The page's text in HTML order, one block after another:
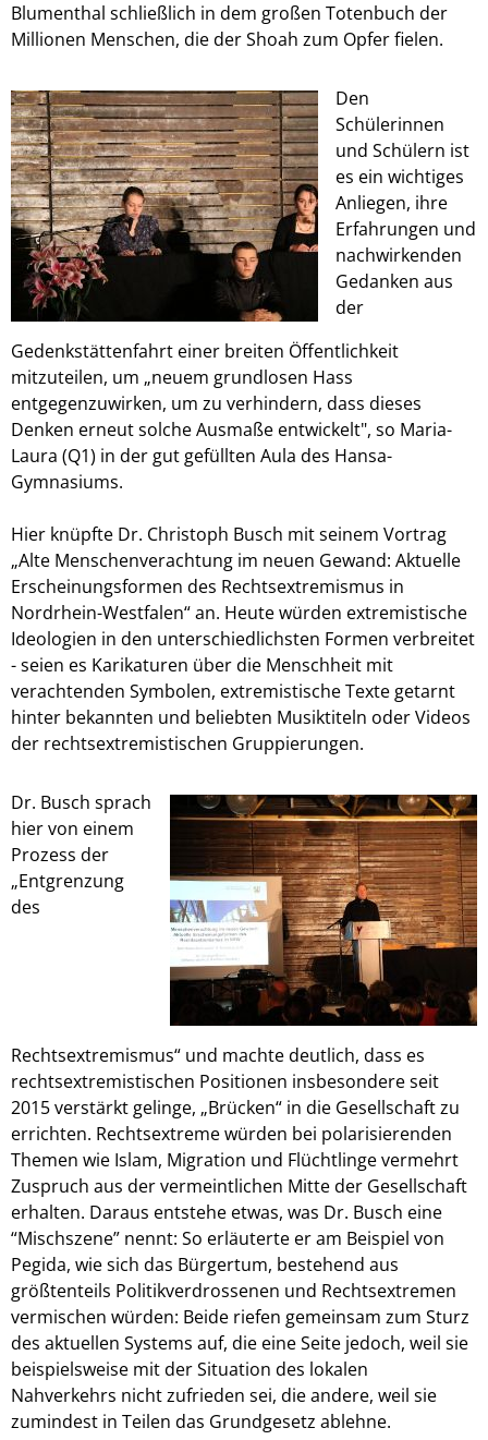
Blumenthal schließlich in dem großen Totenbuch der
Millionen Menschen, die der Shoah zum Opfer fielen.
Den
Schülerinnen
und Schülern ist
es ein wichtiges
Anliegen, ihre
Erfahrungen und
nachwirkenden
Gedanken aus
der
Gedenkstättenfahrt einer breiten Öffentlichkeit
mitzuteilen, um „neuem grundlosen Hass
entgegenzuwirken, um zu verhindern, dass dieses
Denken erneut solche Ausmaße entwickelt", so Maria-
Laura (Q1) in der gut gefüllten Aula des Hansa-
Gymnasiums.
Hier knüpfte Dr. Christoph Busch mit seinem Vortrag
„Alte Menschenverachtung im neuen Gewand: Aktuelle
Erscheinungsformen des Rechtsextremismus in
Nordrhein-Westfalen“ an. Heute würden extremistische
Ideologien in den unterschiedlichsten Formen verbreitet
- seien es Karikaturen über die Menschheit mit
verachtenden Symbolen, extremistische Texte getarnt
hinter bekannten und beliebten Musiktiteln oder Videos
der rechtsextremistischen Gruppierungen.
Dr. Busch sprach
hier von einem
Prozess der
„Entgrenzung
des
Rechtsextremismus“ und machte deutlich, dass es
rechtsextremistischen Positionen insbesondere seit
2015 verstärkt gelinge, „Brücken“ in die Gesellschaft zu
errichten. Rechtsextreme würden bei polarisierenden
Themen wie Islam, Migration und Flüchtlinge vermehrt
Zuspruch aus der vermeintlichen Mitte der Gesellschaft
erhalten. Daraus entstehe etwas, was Dr. Busch eine
“Mischszene” nennt: So erläuterte er am Beispiel von
Pegida, wie sich das Bürgertum, bestehend aus
größtenteils Politikverdrossenen und Rechtsextremen
vermischen würden: Beide riefen gemeinsam zum Sturz
des aktuellen Systems auf, die eine Seite jedoch, weil sie
beispielsweise mit der Situation des lokalen
Nahverkehrs nicht zufrieden sei, die andere, weil sie
zumindest in Teilen das Grundgesetz ablehne.